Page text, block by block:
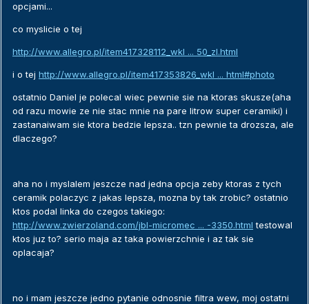
opcjami...
co myslicie o tej
http://www.allegro.pl/item417328112_wkl ... 50_zl.html
i o tej http://www.allegro.pl/item417353826_wkl ... html#photo
ostatnio Daniel je polecal wiec pewnie sie na ktoras skusze(aha
od razu mowie ze nie stac mnie na pare litrow super ceramiki) i
zastanaiwam sie ktora bedzie lepsza.. tzn pewnie ta drozsza, ale
dlaczego?
aha no i myslalem jeszcze nad jedna opcja zeby ktoras z tych
ceramik polaczyc z jakas lepsza, mozna by tak zrobic? ostatnio
ktos podal linka do czegos takiego:
http://www.zwierzoland.com/jbl-micromec ... -3350.html testowal
ktos juz to? serio maja az taka powierzchnie i az tak sie
oplacaja?
no i mam jeszcze jedno pytanie odnosnie filtra wew, moj ostatni